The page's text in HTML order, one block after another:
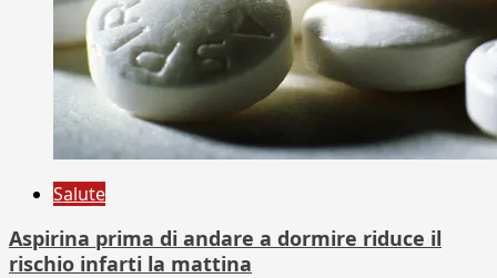
Salute
Aspirina prima di andare a dormire riduce il
rischio infarti la mattina